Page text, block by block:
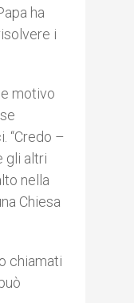
ha
i
motivo
“Credo –
gli altri
nella
Chiesa
chiamati